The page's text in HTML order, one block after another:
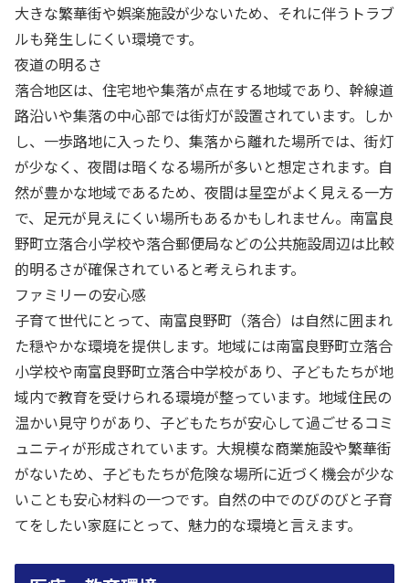
大きな繁華街や娯楽施設が少ないため、それに伴うトラブ
ルも発生しにくい環境です。
夜道の明るさ
落合地区は、住宅地や集落が点在する地域であり、幹線道
路沿いや集落の中心部では街灯が設置されています。しか
し、一歩路地に入ったり、集落から離れた場所では、街灯
が少なく、夜間は暗くなる場所が多いと想定されます。自
然が豊かな地域であるため、夜間は星空がよく見える一方
で、足元が見えにくい場所もあるかもしれません。南富良
野町立落合小学校や落合郵便局などの公共施設周辺は比較
的明るさが確保されていると考えられます。
ファミリーの安心感
子育て世代にとって、南富良野町（落合）は自然に囲まれ
た穏やかな環境を提供します。地域には南富良野町立落合
小学校や南富良野町立落合中学校があり、子どもたちが地
域内で教育を受けられる環境が整っています。地域住民の
温かい見守りがあり、子どもたちが安心して過ごせるコミ
ュニティが形成されています。大規模な商業施設や繁華街
がないため、子どもたちが危険な場所に近づく機会が少な
いことも安心材料の一つです。自然の中でのびのびと子育
てをしたい家庭にとって、魅力的な環境と言えます。